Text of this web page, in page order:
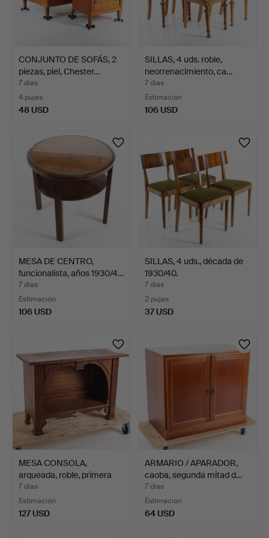
CONJUNTO DE SOFÁS, 2
piezas, piel, Chester…
7 días
4 pujas
48 USD
SILLAS, 4 uds. roble,
neorrenacimiento, ca…
7 días
Estimación
106 USD
MESA DE CENTRO,
funcionalista, años 1930/4…
7 días
Estimación
106 USD
SILLAS, 4 uds., década de
1930/40.
7 días
2 pujas
37 USD
MESA CONSOLA,
arqueada, roble, primera
mit…
7 días
Estimación
127 USD
ARMARIO / APARADOR,
caoba, segunda mitad d…
7 días
Estimación
64 USD